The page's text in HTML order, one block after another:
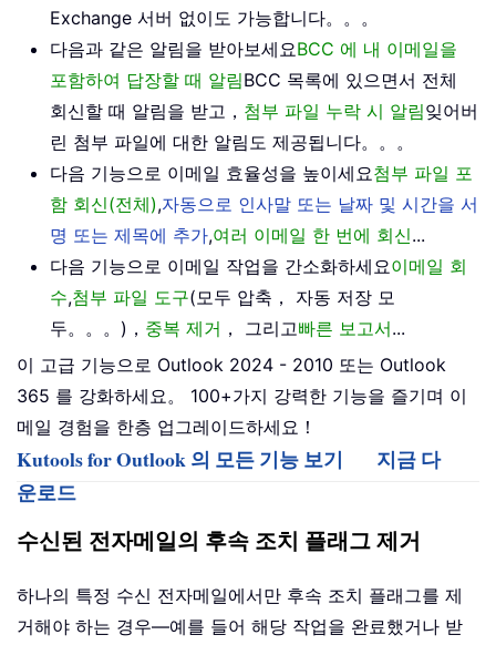
Exchange 서버 없이도 가능합니다。。。
다음과 같은 알림을 받아보세요BCC 에 내 이메일을
포함하여 답장할 때 알림BCC 목록에 있으면서 전체
회신할 때 알림을 받고， 첨부 파일 누락 시 알림잊어버
린 첨부 파일에 대한 알림도 제공됩니다。。。
다음 기능으로 이메일 효율성을 높이세요첨부 파일 포
함 회신(전체),자동으로 인사말 또는 날짜 및 시간을 서
명 또는 제목에 추가,여러 이메일 한 번에 회신...
다음 기능으로 이메일 작업을 간소화하세요이메일 회
수,첨부 파일 도구(모두 압축， 자동 저장 모
두。。。)， 중복 제거 ， 그리고빠른 보고서...
이 고급 기능으로 Outlook 2024 - 2010 또는 Outlook
365 를 강화하세요。 100+가지 강력한 기능을 즐기며 이
메일 경험을 한층 업그레이드하세요！
Kutools for Outlook 의 모든 기능 보기
지금 다
운로드
수신된 전자메일의 후속 조치 플래그 제거
하나의 특정 수신 전자메일에서만 후속 조치 플래그를 제
거해야 하는 경우—예를 들어 해당 작업을 완료했거나 받